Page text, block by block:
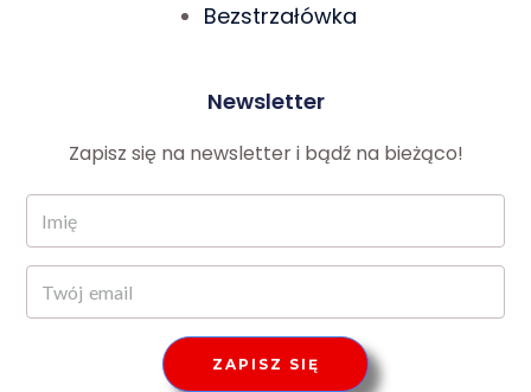
Newsletter
Zapisz się na newsletter i bądź na bieżąco!
ZAPISZ SIĘ
Bezstrzałówka